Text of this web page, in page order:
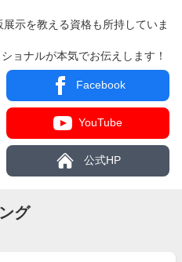
示を教える資格も所持していま
ョナルが本気でお伝えします！
Facebook
YouTube
公式HP
グ